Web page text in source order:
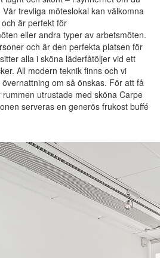
trevliga möteslokal kan välkomna
är perfekt för
eller andra typer av arbetsmöten.
och är den perfekta platsen för
alla i sköna läderfåtöljer vid ett
All modern teknik finns och vi
om så önskas. För att få
utrustade med sköna Carpe
serveras en generös frukost buffé